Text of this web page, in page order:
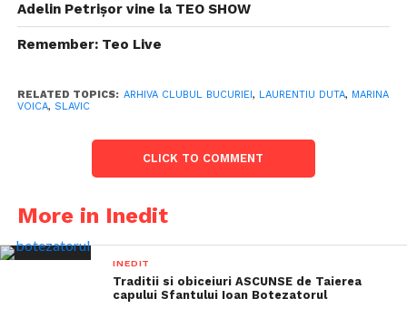
Adelin Petrișor vine la TEO SHOW
Remember: Teo Live
RELATED TOPICS: ARHIVA CLUBUL BUCURIEI, LAURENTIU DUTA, MARINA
VOICA, SLAVIC
CLICK TO COMMENT
More in Inedit
INEDIT
Traditii si obiceiuri ASCUNSE de Taierea
capului Sfantului Ioan Botezatorul